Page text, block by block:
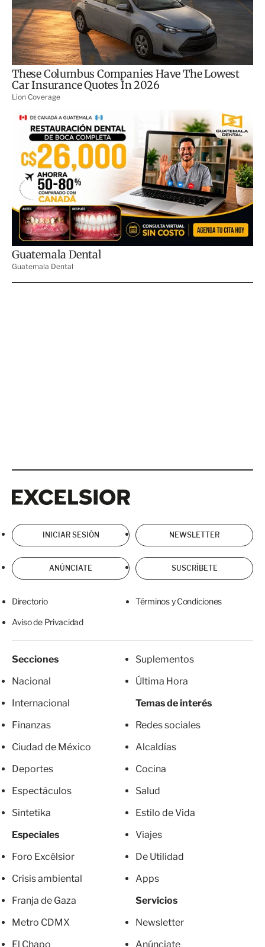
INICIAR SESIÓN NEWSLETTER
ANÚNCIATE SUSCRÍBETE
Directorio Términos y Condiciones
Aviso de Privacidad
Secciones
Nacional
Internacional
Finanzas
Ciudad de México
Deportes
Espectáculos
Sintetika
Especiales
Foro Excélsior
Crisis ambiental
Franja de Gaza
Metro CDMX
El Chapo
Suplementos
Última Hora
Temas de interés
Redes sociales
Alcaldías
Cocina
Salud
Estilo de Vida
Viajes
De Utilidad
Apps
Servicios
Newsletter
Anúnciate